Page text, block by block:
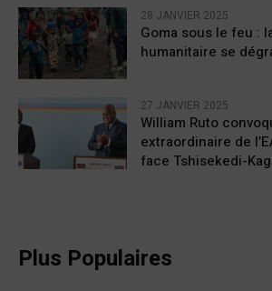
28 JANVIER 2025
Goma sous le feu :
humanitaire se
27 JANVIER 2025
William Ruto
extraordinaire de
face Tshisekedi-
Plus Populaires